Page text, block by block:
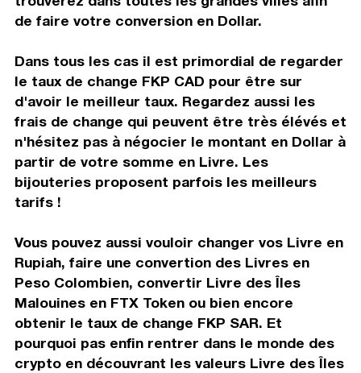
de faire votre conversion en Dollar.
Dans tous les cas il est primordial de regarder
le taux de change FKP CAD pour être sur
d'avoir le meilleur taux. Regardez aussi les
frais de change qui peuvent être très élévés et
n'hésitez pas à négocier le montant en Dollar à
partir de votre somme en Livre. Les
bijouteries proposent parfois les meilleurs
tarifs !
Vous pouvez aussi vouloir changer vos Livre en
Rupiah, faire une convertion des Livres en
Peso Colombien, convertir Livre des Îles
Malouines en FTX Token ou bien encore
obtenir le taux de change FKP SAR. Et
pourquoi pas enfin rentrer dans le monde des
crypto en découvrant les valeurs Livre des Îles